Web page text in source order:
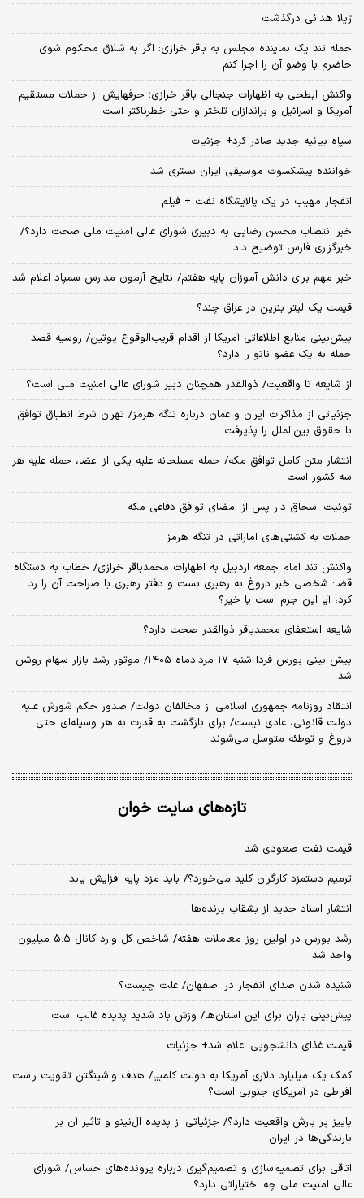
ژیلا هدائی درگذشت
حمله تند یک نماینده مجلس به باقر خرازی: اگر به شلاق محکوم شوی
حاضرم با وضو آن را اجرا کنم
واکنش ابطحی به اظهارات جنجالی باقر خرازی؛ حرفهایش از حملات مستقیم
آمریکا و اسرائیل و براندازان تلختر و حتی خطرناکتر است
سپاه بیانیه جدید صادر کرد+ جزئیات
خواننده پیشکسوت موسیقی ایران بستری شد
انفجار مهیب در یک پالایشگاه نفت + فیلم
خبر انتصاب محسن رضایی به دبیری شورای عالی امنیت ملی صحت دارد؟/
خبرگزاری فارس توضیح داد
خبر مهم برای دانش آموزان پایه هفتم/ نتایج آزمون مدارس سمپاد اعلام شد
قیمت یک لیتر بنزین در عراق چند؟
پیش‌بینی منابع اطلاعاتی آمریکا از اقدام قریب‌الوقوع پوتین/ روسیه قصد
حمله به یک عضو ناتو را دارد؟
از شایعه تا واقعیت/ ذوالقدر همچنان دبیر شورای ‌عالی امنیت ملی است؟
جزئیاتی از مذاکرات ایران و عمان درباره تنگه هرمز/ تهران شرط انطباق توافق
با حقوق بین‌الملل را پذیرفت
انتشار متن کامل توافق مکه/ حمله مسلحانه علیه یکی از اعضا، حمله علیه هر
سه کشور است
توئیت اسحاق دار پس از امضای توافق دفاعی مکه
حملات به کشتی‌های اماراتی در تنگه هرمز
واکنش تند امام جمعه اردبیل به اظهارات محمدباقر خرازی/ خطاب به دستگاه
قضا: شخصی خبر دروغ به رهبری بست و دفتر رهبری با صراحت آن را رد
کرد، آیا این جرم است یا خیر؟
شایعه استعفای محمدباقر ذوالقدر صحت دارد؟
پیش بینی بورس فردا شنبه ۱۷ مردادماه ۱۴۰۵/ موتور رشد بازار سهام روشن
شد
انتقاد روزنامه جمهوری اسلامی از مخالفان دولت/ صدور حکم شورش علیه
دولت قانونی، عادی نیست/ برای بازگشت به قدرت به هر وسیله‌ای حتی
دروغ و توطئه متوسل می‌شوند
تازه‌های سایت خوان
قیمت نفت صعودی شد
ترمیم دستمزد کارگران کلید می‌خورد؟/ باید مزد پایه افزایش یابد
انتشار اسناد جدید از بشقاب پرنده‌ها
رشد بورس در اولین روز معاملات هفته/ شاخص کل وارد کانال ۵.۵ میلیون
واحد شد
شنیده شدن صدای انفجار در اصفهان/ علت چیست؟
پیش‌بینی باران برای این استان‌ها/ وزش باد شدید پدیده غالب است
قیمت غذای دانشجویی اعلام شد+ جزئیات
کمک یک میلیارد دلاری آمریکا به دولت کلمبیا/ هدف واشینگتن تقویت راست
افراطی در آمریکای جنوبی است؟
پاییز پر بارش واقعیت دارد؟/ جزئیاتی از پدیده ال‌نینو و تاثیر آن بر
بارندگی‌ها در ایران
اتاقی برای تصمیم‌سازی و تصمیم‌گیری درباره پرونده‌های حساس/ شورای
عالی امنیت ملی چه اختیاراتی دارد؟